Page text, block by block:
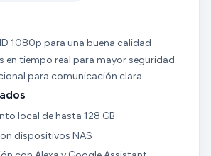
1080p para una buena calidad
en tiempo real para mayor seguridad
para comunicación clara
local de hasta 128 GB
dispositivos NAS